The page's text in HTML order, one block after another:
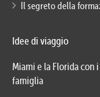
Il segreto della
Idee di viaggio
Miami e la Florida con
famiglia